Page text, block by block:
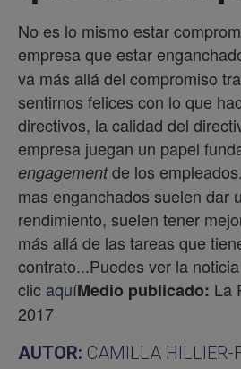
No es lo mismo estar
empresa que estar
va más allá del compromiso
sentirnos felices con lo que
directivos, la calidad del
empresa juegan un papel
engagementde los
mas enganchados suelen dar
rendimiento, suelen tener
más allá de las tareas que
contrato...Puedes ver la
clic aquíMedio publicado: La
2017
AUTOR: CAMILLA HILLIER-